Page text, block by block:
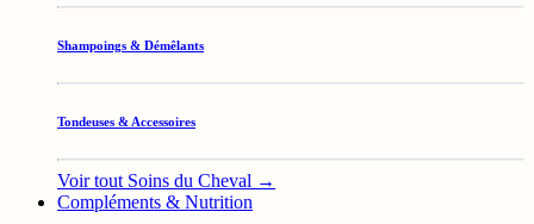
Shampoings & Démêlants
Tondeuses & Accessoires
Voir tout Soins du Cheval →
Compléments & Nutrition